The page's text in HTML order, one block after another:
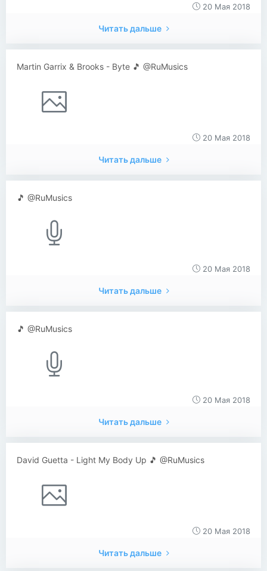
20 Мая 2018
Читать дальше
Martin Garrix & Brooks - Byte 🎵 @RuMusics
20 Мая 2018
Читать дальше
🎵 @RuMusics
20 Мая 2018
Читать дальше
🎵 @RuMusics
20 Мая 2018
Читать дальше
David Guetta - Light My Body Up 🎵 @RuMusics
20 Мая 2018
Читать дальше